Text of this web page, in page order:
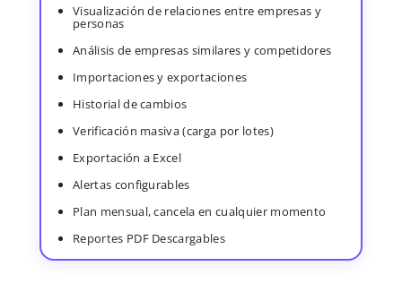
Visualización de relaciones entre empresas y
personas
Análisis de empresas similares y competidores
Importaciones y exportaciones
Historial de cambios
Verificación masiva (carga por lotes)
Exportación a Excel
Alertas configurables
Plan mensual, cancela en cualquier momento
Reportes PDF Descargables